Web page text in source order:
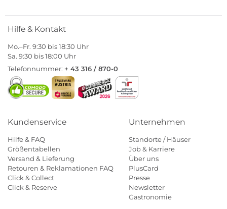
Hilfe & Kontakt
Mo.–Fr. 9:30 bis 18:30 Uhr
Sa. 9:30 bis 18:00 Uhr
Telefonnummer: + 43 316 / 870-0
Kundenservice
Hilfe & FAQ
Größentabellen
Versand & Lieferung
Retouren & Reklamationen FAQ
Click & Collect
Click & Reserve
Unternehmen
Standorte / Häuser
Job & Karriere
Über uns
PlusCard
Presse
Newsletter
Gastronomie